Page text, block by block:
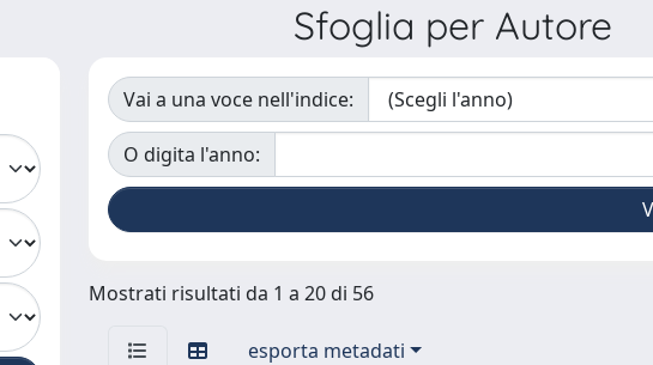
Sfoglia per Autore
Vai a una voce nell'indice:
O digita l'anno:
Mostrati risultati da 1 a 20 di 56
esporta metadati